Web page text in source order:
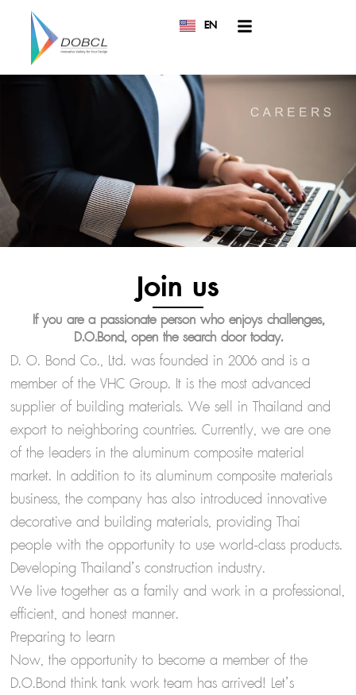
EN
TH
Join us
If you are a passionate person who enjoys challenges,
D.O.Bond, open the search door today.
D. O. Bond Co., Ltd. was founded in 2006 and is a
member of the VHC Group. It is the most advanced
supplier of building materials. We sell in Thailand and
export to neighboring countries. Currently, we are one
of the leaders in the aluminum composite material
market. In addition to its aluminum composite materials
business, the company has also introduced innovative
decorative and building materials, providing Thai
people with the opportunity to use world-class products.
Developing Thailand’s construction industry.
We live together as a family and work in a professional,
efficient, and honest manner.
Preparing to learn
Now, the opportunity to become a member of the
D.O.Bond think tank work team has arrived! Let’s